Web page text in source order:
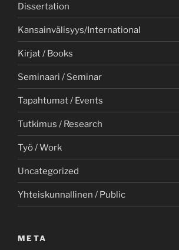
Dissertation
Kansainvälisyys/International
Kirjat / Books
Seminaari / Seminar
Tapahtumat / Events
Tutkimus / Research
Työ / Work
Uncategorized
Yhteiskunnallinen / Public
META